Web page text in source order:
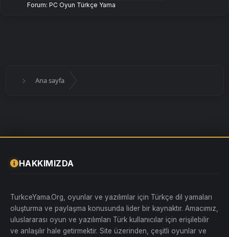
Forum: PC Oyun Türkçe Yama
Ana sayfa
HAKKIMIZDA
TurkceYama.Org, oyunlar ve yazılımlar için Türkçe dil yamaları
oluşturma ve paylaşma konusunda lider bir kaynaktır. Amacımız,
uluslararası oyun ve yazılımları Türk kullanıcılar için erişilebilir
ve anlaşılır hale getirmektir. Site üzerinden, çeşitli oyunlar ve